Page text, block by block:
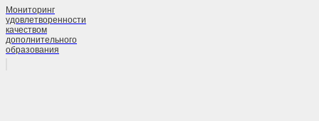
Мониторинг
удовлетворенности
качеством
дополнительного
образования